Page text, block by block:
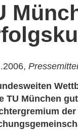
TU München